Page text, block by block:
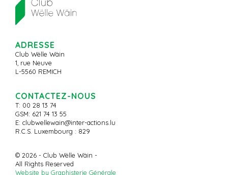
ADRESSE
Club Wëlle Wäin
1, rue Neuve
L-5560 REMICH
CONTACTEZ-NOUS
T: 00 28 13 74
GSM: 621 74 13 55
E: clubwellewain@inter-actions.lu
R.C.S. Luxembourg : 829
© 2026 - Club Wëlle Wäin -
All Rights Reserved
Website by Graphisterie Générale